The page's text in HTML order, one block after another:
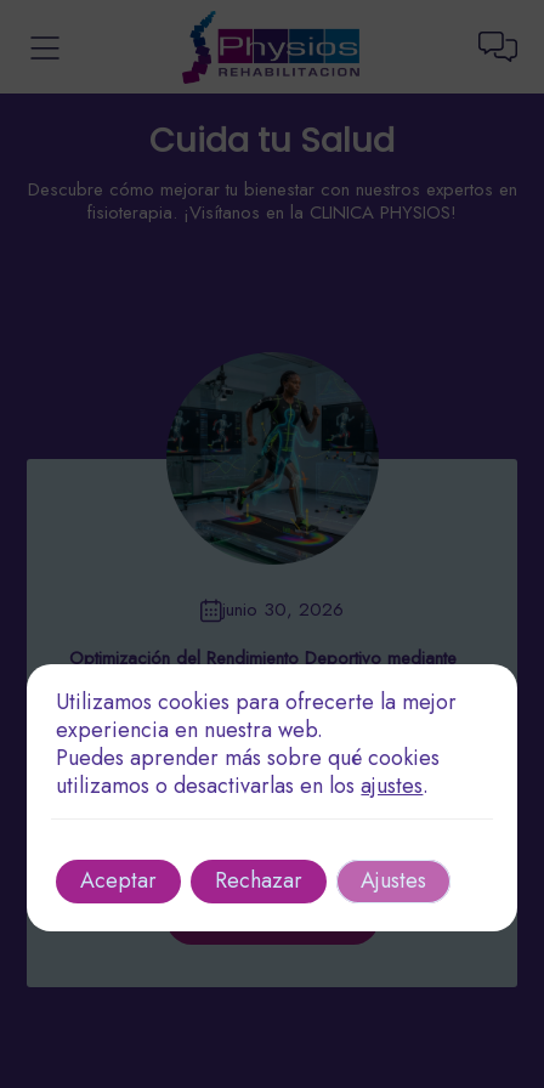
Cuida tu Salud
Descubre cómo mejorar tu bienestar con nuestros expertos en
fisioterapia. ¡Visítanos en la CLINICA PHYSIOS!
junio 30, 2026
Optimización del Rendimiento Deportivo mediante
Programas Personalizados de Prevención de
Lesiones
La fisioterapia preventiva mediante análisis
biomecánico reduce hasta un 50% las lesiones
atlética.
Utilizamos cookies para ofrecerte la mejor
experiencia en nuestra web.
Puedes aprender más sobre qué cookies
utilizamos o desactivarlas en losajustes.
Aceptar Rechazar Ajustes